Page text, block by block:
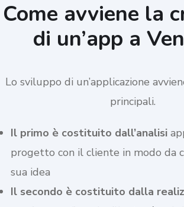
Come avviene la
di un’app a
Lo sviluppo di un’applicazione
principali.
Il primo è costituito dall’analisi
progetto con il cliente in modo da
sua idea
Il secondo è costituito dalla